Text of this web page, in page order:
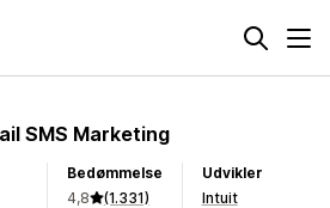
SMS Marketing
Bedømmelse
4,8
(1.331)
Udvikler
Intuit